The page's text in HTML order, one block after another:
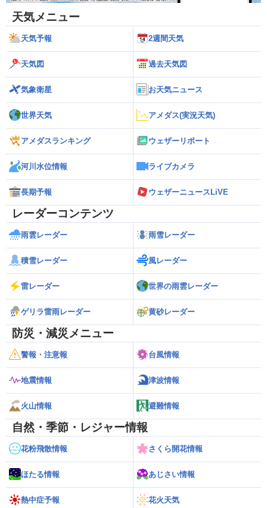
天気メニュー
天気予報 2週間天気
天気図 過去天気図
気象衛星 お天気ニュース
世界天気 アメダス(実況天気)
アメダスランキング ウェザーリポート
河川水位情報 ライブカメラ
長期予報 ウェザーニュースLiVE
レーダーコンテンツ
雨雲レーダー 雨雪レーダー
積雪レーダー 風レーダー
雷レーダー 世界の雨雲レーダー
ゲリラ雷雨レーダー 黄砂レーダー
防災・減災メニュー
警報・注意報 台風情報
地震情報 津波情報
火山情報 避難情報
自然・季節・レジャー情報
花粉飛散情報 さくら開花情報
ほたる情報 あじさい情報
熱中症予報 花火天気